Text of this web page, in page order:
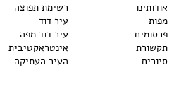
אודותינו
מפות
פרסומים
תקשורת
סיורים
רשימת תפוצה
עיר דוד
עיר דוד מפה
אינטראקטיבית
העיר העתיקה